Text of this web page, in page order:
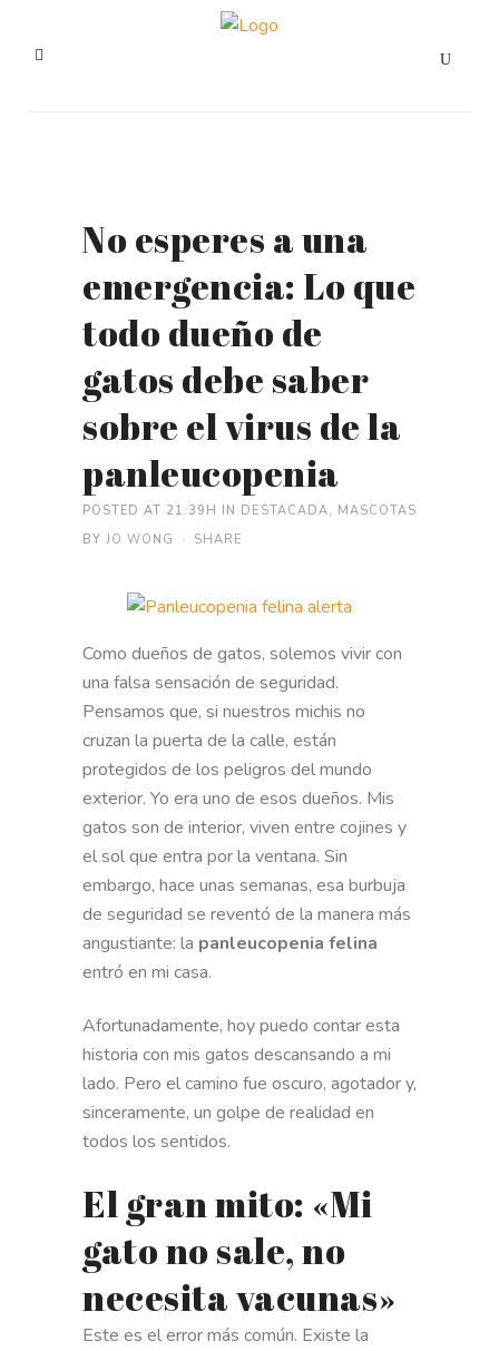
No esperes a una
emergencia: Lo que
todo dueño de
gatos debe saber
sobre el virus de la
panleucopenia
POSTED AT 21:39H IN DESTACADA, MASCOTAS
BY JO WONG SHARE
Como dueños de gatos, solemos vivir con
una falsa sensación de seguridad.
Pensamos que, si nuestros michis no
cruzan la puerta de la calle, están
protegidos de los peligros del mundo
exterior. Yo era uno de esos dueños. Mis
gatos son de interior, viven entre cojines y
el sol que entra por la ventana. Sin
embargo, hace unas semanas, esa burbuja
de seguridad se reventó de la manera más
angustiante: la panleucopenia felina
entró en mi casa.
Afortunadamente, hoy puedo contar esta
historia con mis gatos descansando a mi
lado. Pero el camino fue oscuro, agotador y,
sinceramente, un golpe de realidad en
todos los sentidos.
El gran mito: «Mi
gato no sale, no
necesita vacunas»
Este es el error más común. Existe la